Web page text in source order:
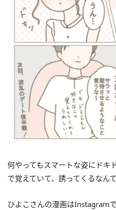
何やってもスマートな姿にド
で覚えていて、誘ってくるなん
ひよこさんの漫画はInstagram